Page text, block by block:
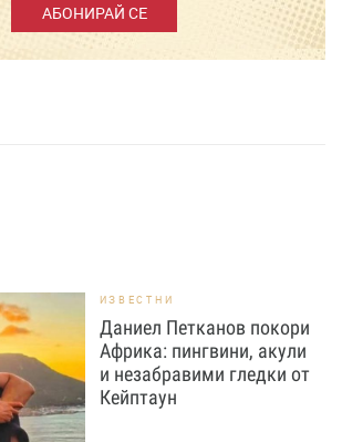
АБОНИРАЙ СЕ
ИЗВЕСТНИ
Даниел Петканов покори
Африка: пингвини, акули
и незабравими гледки от
Кейптаун